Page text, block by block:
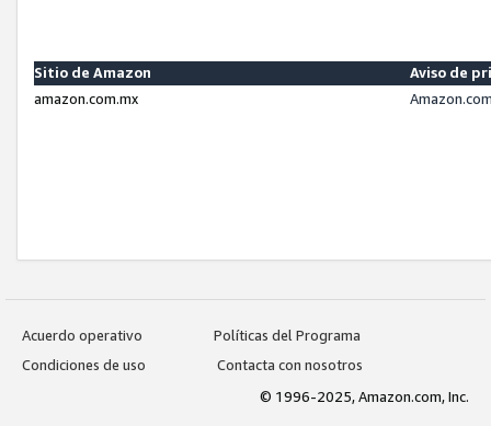
Sitio de Amazon
Aviso de
amazon.com.mx
Acuerdo operativo
Políticas del Programa
Condiciones de uso
Contacta con nosotros
© 1996-2025, Amazon.com, Inc.